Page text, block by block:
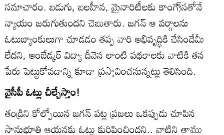
సమాచారం. బడుగు, బలహీన, మైనారిటీలకు కాంగ్రె్‌సతోనే
న్యాయం జరుగుతుందని చెబుతారు. జగన్‌ ఆ వర్గాలను
ఓటుబ్యాంకులుగా చూడడం తప్ప వారి అభివృద్ధికి చేసిందేమీ
లేదని, అంబేడ్కర్‌ విద్యా దీవెన లాంటి పథకాలకు వాటికి తన
పేరు పెట్టుకోవడాన్ని కూడా ప్రస్తావించనున్నట్లు తెలిసింది.
వైసీపీ ఓట్లు చీల్చేస్తాం!
తండ్రిని కోల్పోయిన జగన్‌ పట్ల ప్రజలు ఒకప్పుడు చూపిన
సానుభూతి ఆయనకు ఓట్లు కురిపించిందని.. వాటిని తాము